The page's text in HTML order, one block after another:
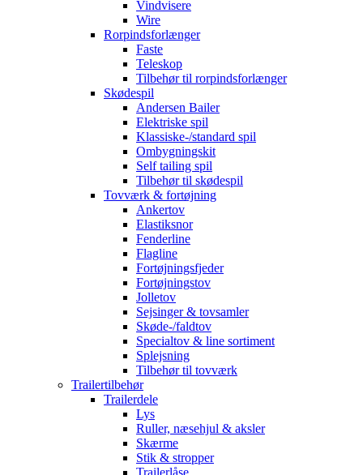
Vindvisere
Wire
Rorpindsforlænger
Faste
Teleskop
Tilbehør til rorpindsforlænger
Skødespil
Andersen Bailer
Elektriske spil
Klassiske-/standard spil
Ombygningskit
Self tailing spil
Tilbehør til skødespil
Tovværk & fortøjning
Ankertov
Elastiksnor
Fenderline
Flagline
Fortøjningsfjeder
Fortøjningstov
Jolletov
Sejsinger & tovsamler
Skøde-/faldtov
Specialtov & line sortiment
Splejsning
Tilbehør til tovværk
Trailertilbehør
Trailerdele
Lys
Ruller, næsehjul & aksler
Skærme
Stik & stropper